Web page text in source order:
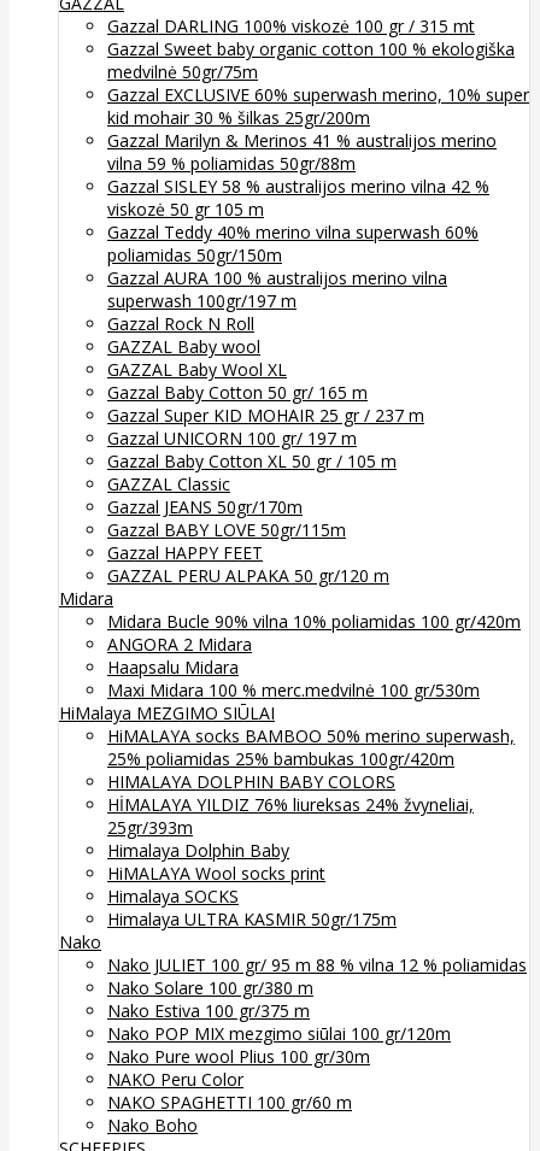
Gazzal DARLING 100% viskozė 100 gr / 315 mt
Gazzal Sweet baby organic cotton 100 % ekologiška
medvilnė 50gr/75m
Gazzal EXCLUSIVE 60% superwash merino, 10% super
kid mohair 30 % šilkas 25gr/200m
Gazzal Marilyn & Merinos 41 % australijos merino
vilna 59 % poliamidas 50gr/88m
Gazzal SISLEY 58 % australijos merino vilna 42 %
viskozė 50 gr 105 m
Gazzal Teddy 40% merino vilna superwash 60%
poliamidas 50gr/150m
Gazzal AURA 100 % australijos merino vilna
superwash 100gr/197 m
Gazzal Rock N Roll
GAZZAL Baby wool
GAZZAL Baby Wool XL
Gazzal Baby Cotton 50 gr/ 165 m
Gazzal Super KID MOHAIR 25 gr / 237 m
Gazzal UNICORN 100 gr/ 197 m
Gazzal Baby Cotton XL 50 gr / 105 m
GAZZAL Classic
Gazzal JEANS 50gr/170m
Gazzal BABY LOVE 50gr/115m
Gazzal HAPPY FEET
GAZZAL PERU ALPAKA 50 gr/120 m
Midara
Midara Bucle 90% vilna 10% poliamidas 100 gr/420m
ANGORA 2 Midara
Haapsalu Midara
Maxi Midara 100 % merc.medvilnė 100 gr/530m
HiMalaya MEZGIMO SIŪLAI
HiMALAYA socks BAMBOO 50% merino superwash,
25% poliamidas 25% bambukas 100gr/420m
HIMALAYA DOLPHIN BABY COLORS
HİMALAYA YILDIZ 76% liureksas 24% žvyneliai,
25gr/393m
Himalaya Dolphin Baby
HiMALAYA Wool socks print
Himalaya SOCKS
Himalaya ULTRA KASMIR 50gr/175m
Nako
Nako JULIET 100 gr/ 95 m 88 % vilna 12 % poliamidas
Nako Solare 100 gr/380 m
Nako Estiva 100 gr/375 m
Nako POP MIX mezgimo siūlai 100 gr/120m
Nako Pure wool Plius 100 gr/30m
NAKO Peru Color
NAKO SPAGHETTI 100 gr/60 m
Nako Boho